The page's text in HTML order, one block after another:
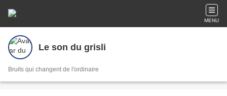
MENU
Le son du grisli
Bruits qui changent de l'ordinaire